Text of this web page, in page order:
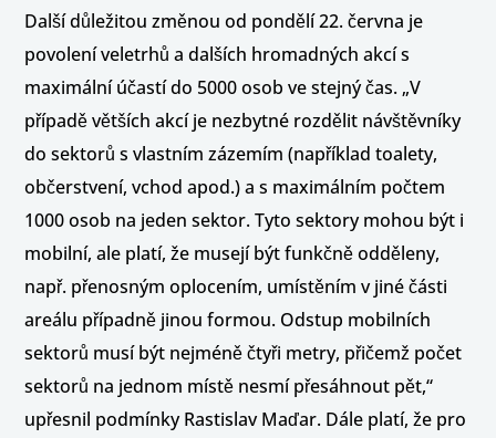
Další důležitou změnou od pondělí 22. června je
povolení veletrhů a dalších hromadných akcí s
maximální účastí do 5000 osob ve stejný čas. „V
případě větších akcí je nezbytné rozdělit návštěvníky
do sektorů s vlastním zázemím (například toalety,
občerstvení, vchod apod.) a s maximálním počtem
1000 osob na jeden sektor. Tyto sektory mohou být i
mobilní, ale platí, že musejí být funkčně odděleny,
např. přenosným oplocením, umístěním v jiné části
areálu případně jinou formou. Odstup mobilních
sektorů musí být nejméně čtyři metry, přičemž počet
sektorů na jednom místě nesmí přesáhnout pět,“
upřesnil podmínky Rastislav Maďar. Dále platí, že pro